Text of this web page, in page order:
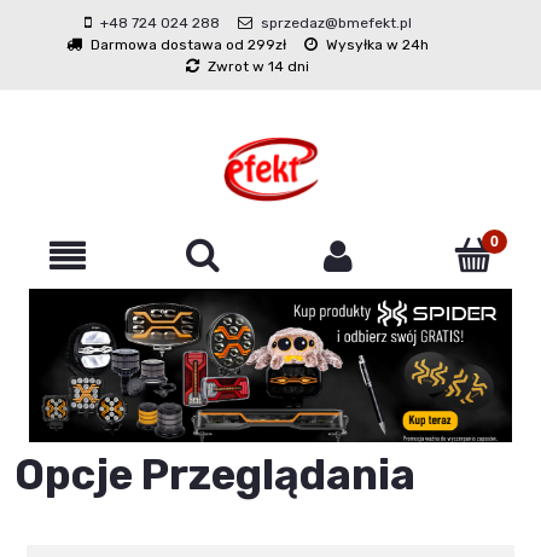
+48 724 024 288
sprzedaz@bmefekt.pl
Darmowa dostawa od 299zł
Wysyłka w 24h
Zwrot w 14 dni
Opcje Przeglądania